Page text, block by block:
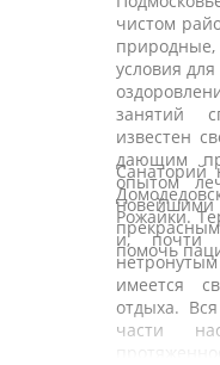
чистом
условия
занятий
известен
дающим
опытом
помочь
Санаторий
Рожайки.
и, почти
имеется
отдыха.
части